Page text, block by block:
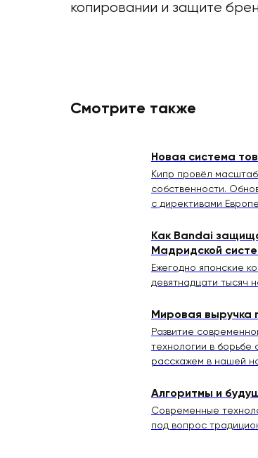
копировании и защите
Смотрите также
Новая система
Кипр провёл
собственности.
с директивами
Как Bandai
Мадридской
Ежегодно японские
девятнадцати тысяч
Мировая выручка
Развитие
технологии в борьбе
расскажем в нашей
Алгоритмы и
Современные
под вопрос